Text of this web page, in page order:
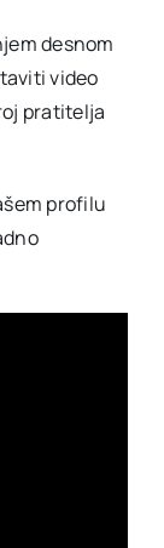
desnom
video
pratitelja
profilu